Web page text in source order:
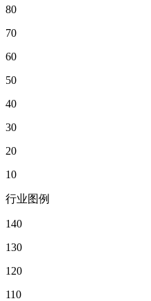
80
70
60
50
40
30
20
10
行业图例
140
130
120
110